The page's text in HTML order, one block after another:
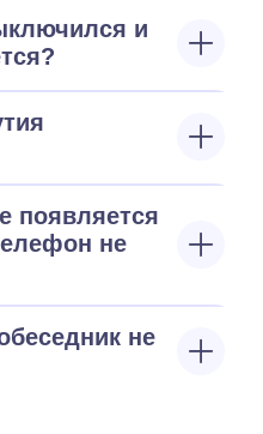
и
появляется
не
не